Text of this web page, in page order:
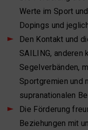
Werte im Sport
Dopings und
Den Kontakt und
SAILING, anderen
Segelverbänden,
Sportgremien und
supranationalen
Die Förderung
Beziehungen mit